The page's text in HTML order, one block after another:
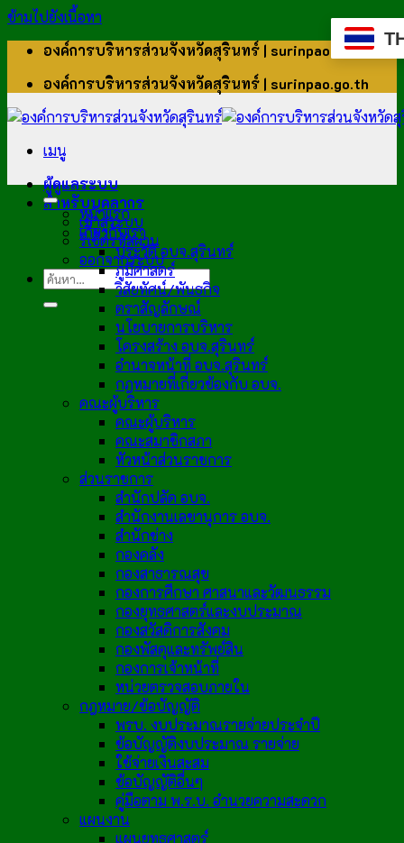
ข้ามไปยังเนื้อหา
องค์การบริหารส่วนจังหวัดสุรินทร์ | surinpao.go.th
องค์การบริหารส่วนจังหวัดสุรินทร์ | surinpao.go.th
เมนู
ผู้ดูแลระบบ
สำหรับบุคลากร
เข้าสู่ระบบ
รีเซ็ตรหัสผ่าน
ออกจากระบบ
หน้าแรก
เกี่ยวกับเรา
ประวัติ อบจ.สุรินทร์
ภูมิศาสตร์
วิสัยทัศน์/พันธกิจ
ตราสัญลักษณ์
นโยบายการบริหาร
โครงสร้าง อบจ.สุรินทร์
อำนาจหน้าที่ อบจ.สุรินทร์
กฎหมายที่เกี่ยวข้องกับ อบจ.
คณะผู้บริหาร
คณะผู้บริหาร
คณะสมาชิกสภา
หัวหน้าส่วนราชการ
ส่วนราชการ
สำนักปลัด อบจ.
สำนักงานเลขานุการ อบจ.
สำนักช่าง
กองคลัง
กองสาธารณสุข
กองการศึกษา ศาสนาและวัฒนธรรม
กองยุทธศาสตร์และงบประมาณ
กองสวัสดิการสังคม
กองพัสดุและทรัพย์สิน
กองการเจ้าหน้าที่
หน่วยตรวจสอบภายใน
กฎหมาย/ข้อบัญญัติ
พรบ. งบประมาณรายจ่ายประจำปี
ข้อบัญญัติงบประมาณ รายจ่าย
ใช้จ่ายเงินสะสม
ข้อบัญญัติอื่นๆ
คู่มือตาม พ.ร.บ. อำนวยความสะดวก
แผนงาน
แผนยุทธศาสตร์